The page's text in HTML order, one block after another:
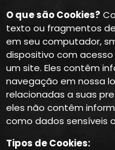
O que são Cookies?
texto ou fragmentos
em seu computador,
dispositivo com
um site. Eles contêm
navegação em nossa
relacionadas a suas
eles não contêm
como dados sensíveis
Tipos de Cookies: